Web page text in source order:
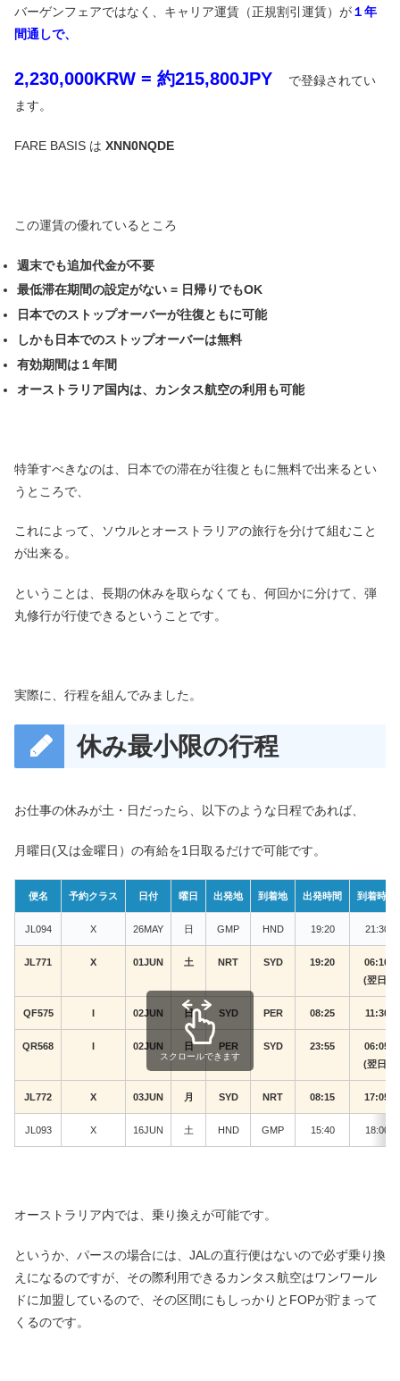
バーゲンフェアではなく、キャリア運賃（正規割引運賃）が１年
間通しで、
2,230,000KRW = 約215,800JPY
で登録されてい
ます。
FARE BASIS は XNN0NQDE
この運賃の優れているところ
週末でも追加代金が不要
最低滞在期間の設定がない = 日帰りでもOK
日本でのストップオーバーが往復ともに可能
しかも日本でのストップオーバーは無料
有効期間は１年間
オーストラリア国内は、カンタス航空の利用も可能
特筆すべきなのは、日本での滞在が往復ともに無料で出来るとい
うところで、
これによって、ソウルとオーストラリアの旅行を分けて組むこと
が出来る。
ということは、長期の休みを取らなくても、何回かに分けて、弾
丸修行が行使できるということです。
実際に、行程を組んでみました。
休み最小限の行程
お仕事の休みが土・日だったら、以下のような日程であれば、
月曜日(又は金曜日）の有給を1日取るだけで可能です。
便名 予約クラス 日付 曜日 出発地 到着地 出発時間 到着時間
JL094 X 26MAY 日 GMP HND 19:20 21:30
JL771 X 01JUN 土 NRT SYD 19:20
06:10
(翌日)
QF575 I 02JUN 日 SYD PER 08:25 11:30
QR568 I 02JUN 日 PER SYD 23:55
06:05
(翌日)
JL772 X 03JUN 月 SYD NRT 08:15 17:05
JL093 X 16JUN 土 HND GMP 15:40 18:00
スクロールできます
オーストラリア内では、乗り換えが可能です。
というか、パースの場合には、JALの直行便はないので必ず乗り換
えになるのですが、その際利用できるカンタス航空はワンワール
ドに加盟しているので、その区間にもしっかりとFOPが貯まって
くるのです。